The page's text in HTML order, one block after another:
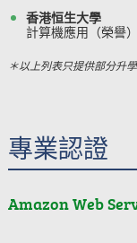
香港恒生大學
計算機應用（榮譽
＊以上列表只提供部分升
專業認證
Amazon Web